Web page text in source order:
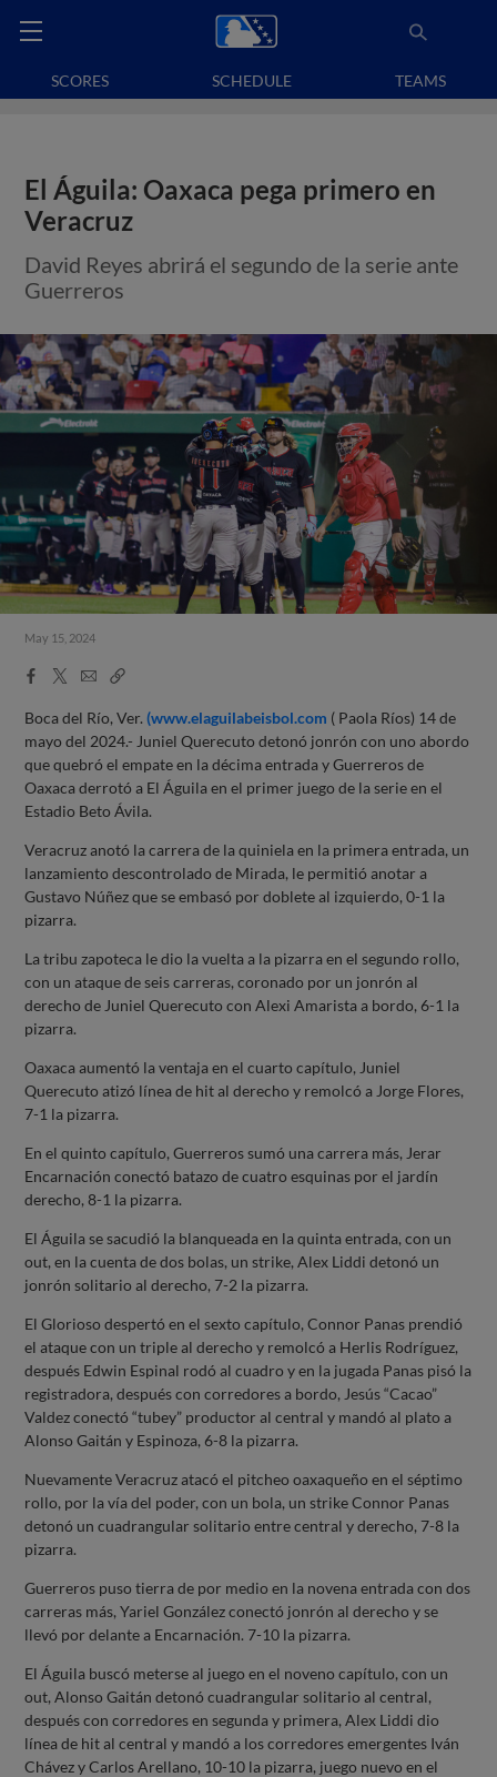
SCORES SCHEDULE TEAMS
El Águila: Oaxaca pega primero en
Veracruz
David Reyes abrirá el segundo de la serie ante
Guerreros
May 15, 2024
Facebook
X
EmailCopy
Boca del Río, Ver.(www.elaguilabeisbol.com ( Paola Ríos) 14 de
mayo del 2024.- Juniel Querecuto detonó jonrón con uno abordo
que quebró el empate en la décima entrada y Guerreros de
Oaxaca derrotó a El Águila en el primer juego de la serie en el
Estadio Beto Ávila.
Veracruz anotó la carrera de la quiniela en la primera entrada, un
lanzamiento descontrolado de Mirada, le permitió anotar a
Gustavo Núñez que se embasó por doblete al izquierdo, 0-1 la
pizarra.
La tribu zapoteca le dio la vuelta a la pizarra en el segundo rollo,
con un ataque de seis carreras, coronado por un jonrón al
derecho de Juniel Querecuto con Alexi Amarista a bordo, 6-1 la
pizarra.
Oaxaca aumentó la ventaja en el cuarto capítulo, Juniel
Querecuto atizó línea de hit al derecho y remolcó a Jorge Flores,
7-1 la pizarra.
En el quinto capítulo, Guerreros sumó una carrera más, Jerar
Encarnación conectó batazo de cuatro esquinas por el jardín
derecho, 8-1 la pizarra.
El Águila se sacudió la blanqueada en la quinta entrada, con un
out, en la cuenta de dos bolas, un strike, Alex Liddi detonó un
jonrón solitario al derecho, 7-2 la pizarra.
El Glorioso despertó en el sexto capítulo, Connor Panas prendió
el ataque con un triple al derecho y remolcó a Herlis Rodríguez,
después Edwin Espinal rodó al cuadro y en la jugada Panas pisó la
registradora, después con corredores a bordo, Jesús “Cacao”
Valdez conectó “tubey” productor al central y mandó al plato a
Alonso Gaitán y Espinoza, 6-8 la pizarra.
Nuevamente Veracruz atacó el pitcheo oaxaqueño en el séptimo
rollo, por la vía del poder, con un bola, un strike Connor Panas
detonó un cuadrangular solitario entre central y derecho, 7-8 la
pizarra.
Guerreros puso tierra de por medio en la novena entrada con dos
carreras más, Yariel González conectó jonrón al derecho y se
llevó por delante a Encarnación. 7-10 la pizarra.
El Águila buscó meterse al juego en el noveno capítulo, con un
out, Alonso Gaitán detonó cuadrangular solitario al central,
después con corredores en segunda y primera, Alex Liddi dio
línea de hit al central y mandó a los corredores emergentes Iván
Chávez y Carlos Arellano, 10-10 la pizarra, juego nuevo en el